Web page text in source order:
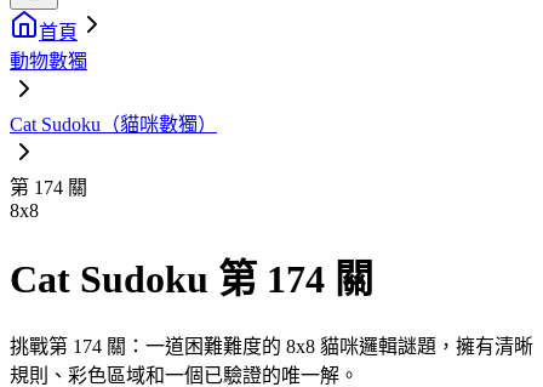
首頁
動物數獨
Cat Sudoku（貓咪數獨）
第 174 關
8x8
Cat Sudoku 第 174 關
挑戰第 174 關：一道困難難度的 8x8 貓咪邏輯謎題，擁有清晰
規則、彩色區域和一個已驗證的唯一解。